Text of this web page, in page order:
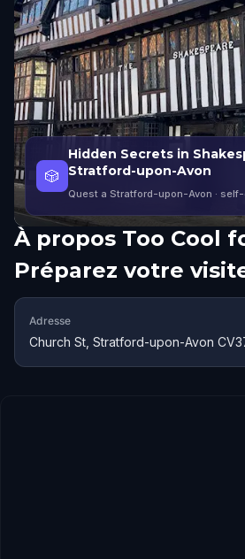
🎲
Hidden Secrets in
Stratford-upon-Avon
Quest a Stratford-upon-Avon ·
À propos Too Cool
Préparez votre
Adresse
Church St, Stratford-upon-Avon